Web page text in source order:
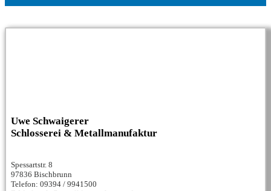
Uwe Schwaigerer
Schlosserei & Metallmanufaktur
Spessartstr. 8
97836 Bischbrunn
Telefon: 09394 / 9941500